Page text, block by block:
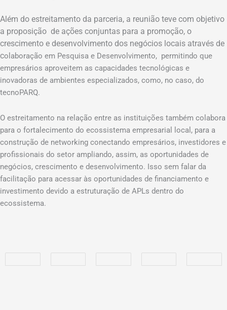
Além do estreitamento da parceria, a reunião teve com objetivo
a proposição de ações conjuntas para a promoção, o
crescimento e desenvolvimento dos negócios locais através de
colaboração em Pesquisa e Desenvolvimento, permitindo que
empresários aproveitem as capacidades tecnológicas e
inovadoras de ambientes especializados, como, no caso, do
tecnoPARQ.
O estreitamento na relação entre as instituições também colabora
para o fortalecimento do ecossistema empresarial local, para a
construção de networking conectando empresários, investidores e
profissionais do setor ampliando, assim, as oportunidades de
negócios, crescimento e desenvolvimento. Isso sem falar da
facilitação para acessar às oportunidades de financiamento e
investimento devido a estruturação de APLs dentro do
ecossistema.